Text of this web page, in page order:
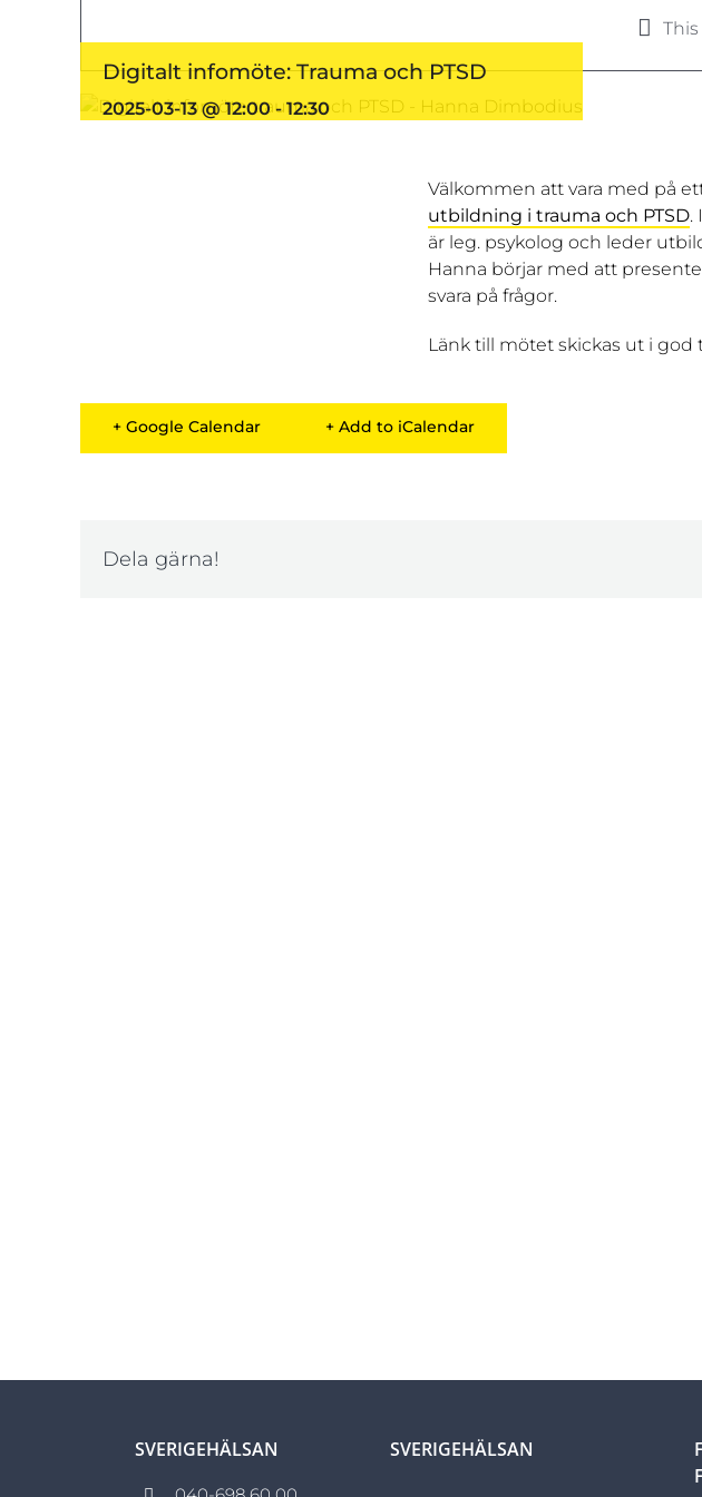
Digitalt infomöte: Trauma och PTSD
2025-03-13 @ 12:00-12:30
Välkommen att vara med på
utbildning i trauma och PTSD.
är leg. psykolog och leder
Hanna börjar med att
svara på frågor.
Länk till mötet skickas ut i
+ Google Calendar + Add to iCalendar
Dela gärna!
SVERIGEHÄLSAN SVERIGEHÄLSAN